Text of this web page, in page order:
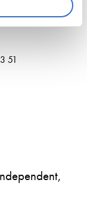
00
51